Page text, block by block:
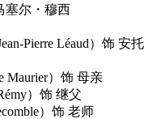
塞尔・穆西
Pierre Léaud）饰 安托
Maurier）饰 母亲
）饰 继父
）饰 老师